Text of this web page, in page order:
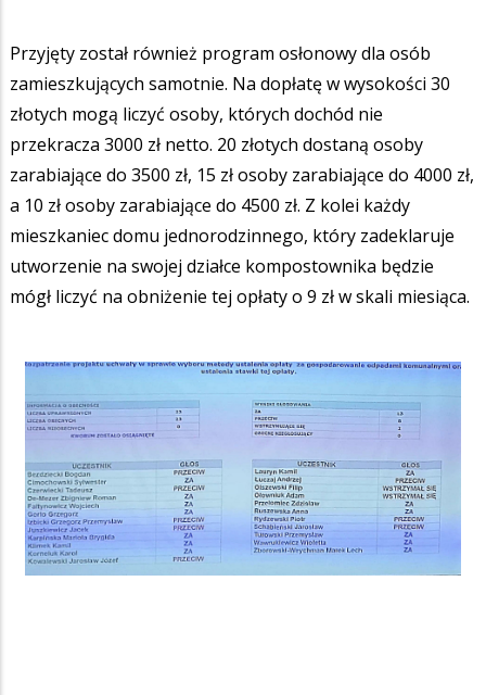
Przyjęty został również program osłonowy dla osób
zamieszkujących samotnie. Na dopłatę w wysokości 30
złotych mogą liczyć osoby, których dochód nie
przekracza 3000 zł netto. 20 złotych dostaną osoby
zarabiające do 3500 zł, 15 zł osoby zarabiające do 4000 zł,
a 10 zł osoby zarabiające do 4500 zł. Z kolei każdy
mieszkaniec domu jednorodzinnego, który zadeklaruje
utworzenie na swojej działce kompostownika będzie
mógł liczyć na obniżenie tej opłaty o 9 zł w skali miesiąca.